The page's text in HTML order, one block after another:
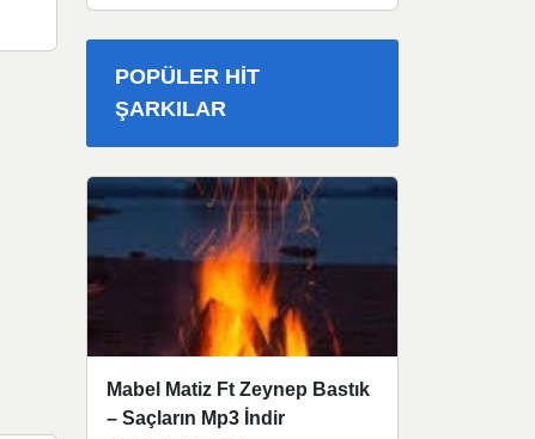
POPÜLER HIT
ŞARKILAR
Mabel Matiz Ft Zeynep Bastık
– Saçların Mp3 İndir